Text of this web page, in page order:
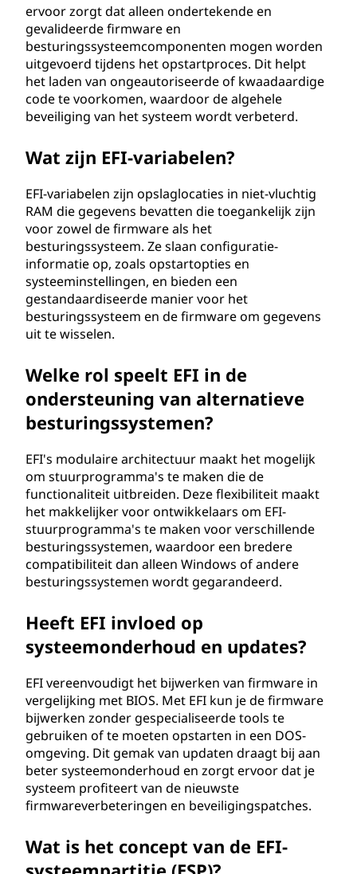
ervoor zorgt dat alleen ondertekende en
gevalideerde firmware en
besturingssysteemcomponenten mogen worden
uitgevoerd tijdens het opstartproces. Dit helpt
het laden van ongeautoriseerde of kwaadaardige
code te voorkomen, waardoor de algehele
beveiliging van het systeem wordt verbeterd.
Wat zijn EFI-variabelen?
EFI-variabelen zijn opslaglocaties in niet-vluchtig
RAM die gegevens bevatten die toegankelijk zijn
voor zowel de firmware als het
besturingssysteem. Ze slaan configuratie-
informatie op, zoals opstartopties en
systeeminstellingen, en bieden een
gestandaardiseerde manier voor het
besturingssysteem en de firmware om gegevens
uit te wisselen.
Welke rol speelt EFI in de
ondersteuning van alternatieve
besturingssystemen?
EFI's modulaire architectuur maakt het mogelijk
om stuurprogramma's te maken die de
functionaliteit uitbreiden. Deze flexibiliteit maakt
het makkelijker voor ontwikkelaars om EFI-
stuurprogramma's te maken voor verschillende
besturingssystemen, waardoor een bredere
compatibiliteit dan alleen Windows of andere
besturingssystemen wordt gegarandeerd.
Heeft EFI invloed op
systeemonderhoud en updates?
EFI vereenvoudigt het bijwerken van firmware in
vergelijking met BIOS. Met EFI kun je de firmware
bijwerken zonder gespecialiseerde tools te
gebruiken of te moeten opstarten in een DOS-
omgeving. Dit gemak van updaten draagt bij aan
beter systeemonderhoud en zorgt ervoor dat je
systeem profiteert van de nieuwste
firmwareverbeteringen en beveiligingspatches.
Wat is het concept van de EFI-